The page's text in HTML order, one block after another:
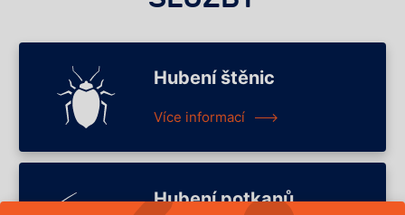
Hubení štěnic
Více informací
Hubení potkanů